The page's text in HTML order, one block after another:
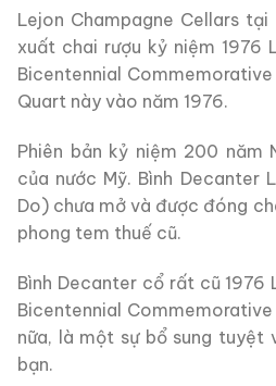
Lejon Champagne Cellars
xuất chai rượu kỷ niệm 1976
Bicentennial
Quart này vào năm 1976.
Phiên bản kỷ niệm 200 năm
của nước Mỹ. Bình Decanter
Do) chưa mở và được đóng
phong tem thuế cũ.
Bình Decanter cổ rất cũ 1976
Bicentennial
nữa, là một sự bổ sung tuyệt
bạn.